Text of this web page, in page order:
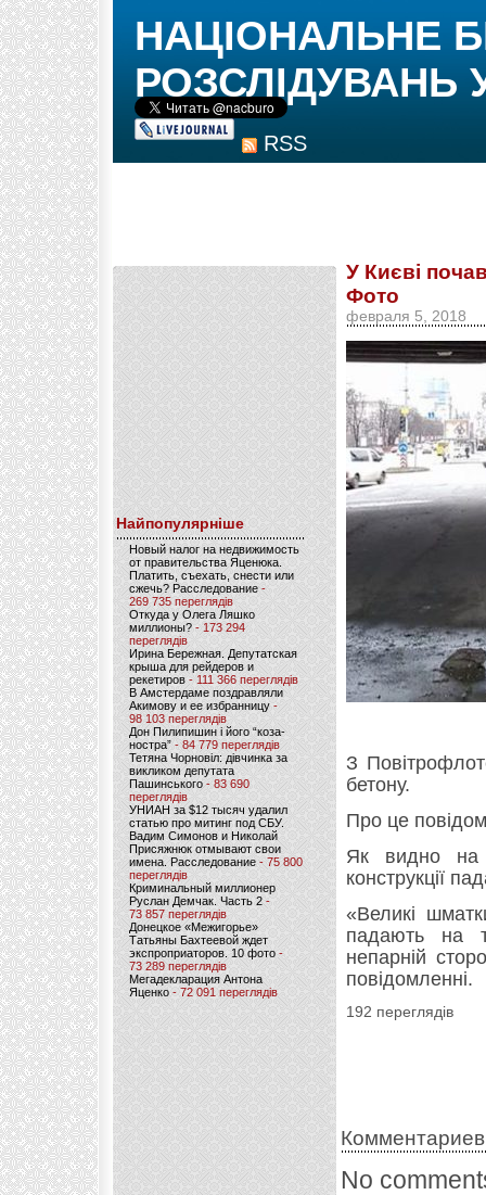
RSS
НАЦІОНАЛЬНЕ
РОЗСЛІДУВАНЬ
Найпопулярніше
Новый налог на недвижимость
от правительства Яценюка.
Платить, съехать, снести или
сжечь? Расследование-
269 735 переглядів
Откуда у Олега Ляшко
миллионы? - 173 294
переглядів
Ирина Бережная. Депутатская
крыша для рейдеров и
рекетиров - 111 366 переглядів
В Амстердаме поздравляли
Акимову и ее избранницу -
98 103 переглядів
Дон Пилипишин і його “коза-
ностра” - 84 779 переглядів
Тетяна Чорновіл: дівчинка за
викликом депутата
Пашинського- 83 690
переглядів
УНИАН за $12 тысяч удалил
статью про митинг под СБУ.
Вадим Симонов и Николай
Присяжнюк отмывают свои
имена. Расследование - 75 800
переглядів
Криминальный миллионер
Руслан Демчак. Часть 2-
73 857 переглядів
Донецкое «Межигорье»
Татьяны Бахтеевой ждет
экспроприаторов. 10 фото -
73 289 переглядів
Мегадекларация Антона
Яценко - 72 091 переглядів
У Києві
Фото
февраля 5, 2018
З
бетону.
Про це
Як видно на
конструкції
«Великі
падають на
непарній
повідомленні.
192 переглядів
No